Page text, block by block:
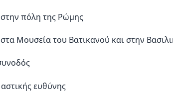
πόλη της Ρώμης
Μουσεία του Βατικανού και στην
ευθύνης